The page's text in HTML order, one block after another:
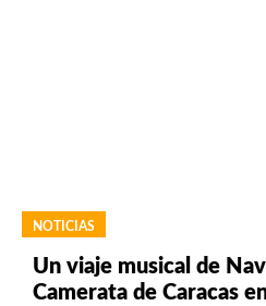
NOTICIAS
Un viaje musical de
Camerata de Caracas